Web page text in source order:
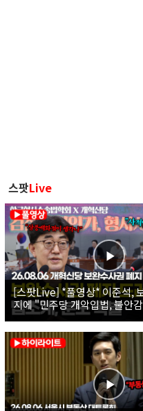
스팟Live
[스팟Live] *풀영상* 이준석,
지에 "민주당 개악입법, 불안
26.08.06 개혁신당 보완수사권